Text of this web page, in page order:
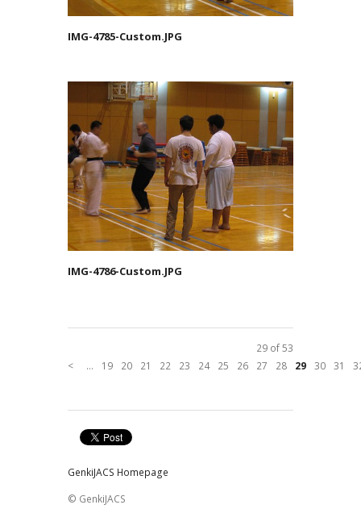
IMG-4785-Custom.JPG
IMG-4786-Custom.JPG
29 of 53
<
... 19 20 21 22 23 24 25 26 27 28 29 30 31
GenkiJACS Homepage
© GenkiJACS